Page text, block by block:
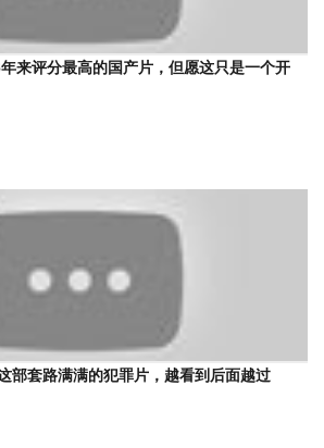
来评分最高的国产片，但愿这只是一个开
部套路满满的犯罪片，越看到后面越过